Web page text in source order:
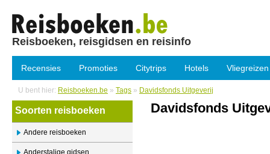
Reisboeken, reisgidsen en reisinfo
Recensies Promoties Citytrips Hotels Vliegreizen
U bent hier: Reisboeken.be » Tags » Davidsfonds Uitgeverij
Soorten reisboeken
Andere reisboeken
Anderstalige gidsen
Davidsfonds